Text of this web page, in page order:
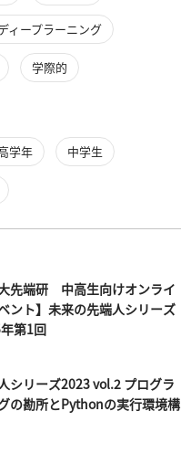
ィープラーニング
学際的
学年 中学生
大先端研 中高生向けオンライ
ント】未来の先端人シリーズ
第1回
シリーズ2023 vol.2 プログラ
の勘所とPythonの実行環境構